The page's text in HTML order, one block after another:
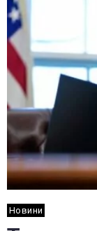
Новини